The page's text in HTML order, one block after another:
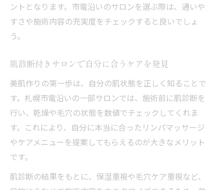
ントとなります。市電沿いのサロンを選ぶ際は、通いや
すさや施術内容の充実度をチェックすると良いでしょ
う。
肌診断付きサロンで自分に合うケアを発見
美肌作りの第一歩は、自分の肌状態を正しく知ることで
す。札幌市電沿いの一部サロンでは、施術前に肌診断を
行い、乾燥や毛穴の状態を数値でチェックしてくれま
す。これにより、自分に本当に合ったリンパマッサージ
やケアメニューを提案してもらえるのが大きなメリット
です。
肌診断の結果をもとに、保湿重視や毛穴ケア重視など、